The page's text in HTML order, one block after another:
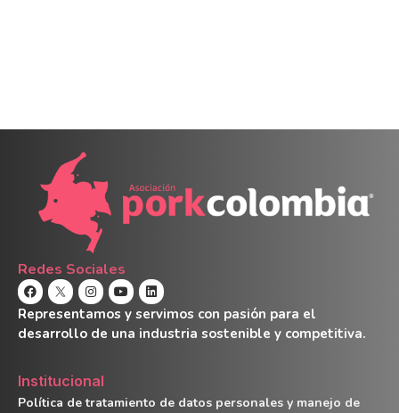
Redes Sociales
Representamos y servimos con pasión para el
desarrollo de una industria sostenible y competitiva.
Institucional
Política de tratamiento de datos personales y manejo de